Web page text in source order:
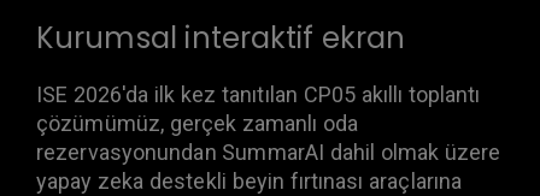
Kurumsal interaktif ekran
ISE 2026'da ilk kez tanıtılan CP05 akıllı toplantı
çözümümüz, gerçek zamanlı oda
rezervasyonundan SummarAI dahil olmak üzere
yapay zeka destekli beyin fırtınası araçlarına